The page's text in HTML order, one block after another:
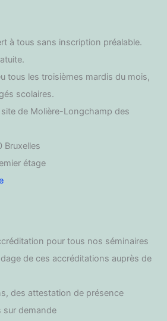
à tous sans inscription préalable.
tous les troisièmes mardis du mois,
scolaires.
de Molière-Longchamp des
Bruxelles
étage
pour tous nos séminaires
de ces accréditations auprès de
des attestation de présence
sur demande